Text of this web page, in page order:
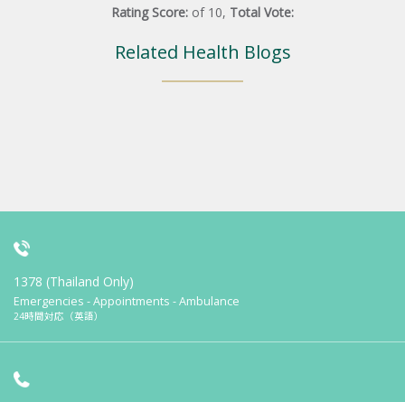
Rating Score: of 10, Total Vote:
Related Health Blogs
1378 (Thailand Only)
Emergencies - Appointments - Ambulance
24時間対応（英語）